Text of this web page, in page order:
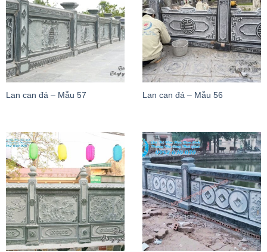
Lan can đá – Mẫu 57 Lan can đá – Mẫu 56